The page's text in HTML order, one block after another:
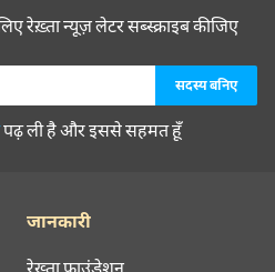
रेख़्ता न्यूज़ लेटर सब्स्क्राइब कीजिए
पढ़ ली है और इससे सहमत हूँ
जानकारी
रेख़्ता फ़ाउंडेशन